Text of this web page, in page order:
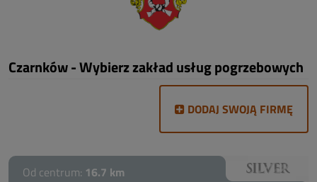
Czarnków - Wybierz zakład usług pogrzebowych
DODAJ SWOJĄ FIRMĘ
Od centrum: 16.7 km